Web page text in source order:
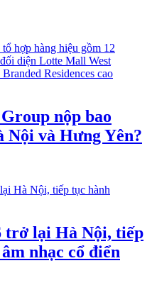
nộp bao
Nội và Hưng Yên?
trở lại Hà Nội, tiếp
nhạc cổ điển